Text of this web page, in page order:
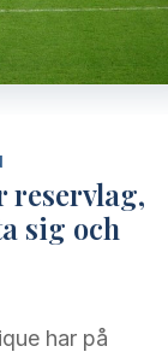
reservlag,
sig och
har på